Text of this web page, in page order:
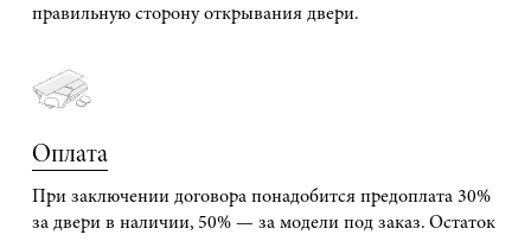
правильную сторону открывания двери.
Оплата
При заключении договора понадобится предоплата 30%
за двери в наличии, 50% — за модели под заказ. Остаток